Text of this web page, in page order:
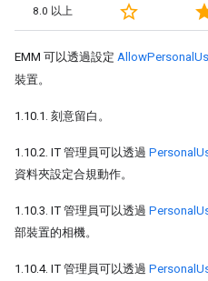
8.0 以上 star_border
EMM 可以透過設定
裝置。
1.10.1. 刻意留白。
1.10.2. IT 管理員可以透過
資料夾設定合規動作。
1.10.3. IT 管理員可以透過
部裝置的相機。
1.10.4. IT 管理員可以透過